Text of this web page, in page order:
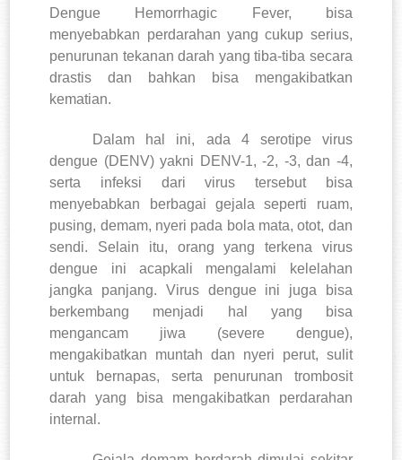
Dengue Hemorrhagic Fever, bisa
menyebabkan perdarahan yang cukup serius,
penurunan tekanan darah yang tiba-tiba secara
drastis dan bahkan bisa mengakibatkan
kematian.
Dalam hal ini, ada 4 serotipe virus
dengue (DENV) yakni DENV-1, -2, -3, dan -4,
serta infeksi dari virus tersebut bisa
menyebabkan berbagai gejala seperti ruam,
pusing, demam, nyeri pada bola mata, otot, dan
sendi. Selain itu, orang yang terkena virus
dengue ini acapkali mengalami kelelahan
jangka panjang. Virus dengue ini juga bisa
berkembang menjadi hal yang bisa
mengancam jiwa (severe dengue),
mengakibatkan muntah dan nyeri perut, sulit
untuk bernapas, serta penurunan trombosit
darah yang bisa mengakibatkan perdarahan
internal.